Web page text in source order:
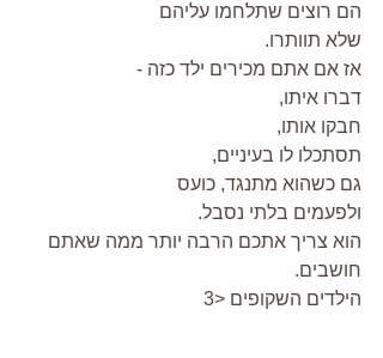
הם רוצים שתלחמו עליהם
שלא תוותרו.
אז אם אתם מכירים ילד כזה -
דברו איתו,
חבקו אותו,
תסתכלו לו בעיניים,
גם כשהוא מתנגד, כועס
ולפעמים בלתי נסבל.
הוא צריך אתכם הרבה יותר ממה שאתם
חושבים.
הילדים השקופים <3